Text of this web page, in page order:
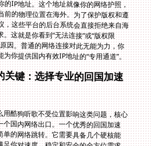
为你提供国内有效IP地址的“专用通道”。
关键：选择专业的回国加速
用酷狗听歌不受位置影响这类问题，核心
个国内网络出口。一个优秀的回国加速
单的网络跳转。它需要具备几个硬核能
足你对速度、稳定和安全的全方位需求。
有广泛的全球节点分布，并能根据你的实
能推荐并连接最优线路。这意味着无论你
约热内卢，它都能为你找到最快、最顺畅